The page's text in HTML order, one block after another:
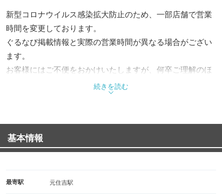
新型コロナウイルス感染拡大防止のため、一部店舗で営業
時間を変更しております。
ぐるなび掲載情報と実際の営業時間が異なる場合がござい
ます。
お客様にはご不便をおかけいたしますが、何卒ご理解のほ
どよろしくお願い申し上げます。
ご確認くださいませ。
続きを読む
基本情報
最寄駅 元住吉駅